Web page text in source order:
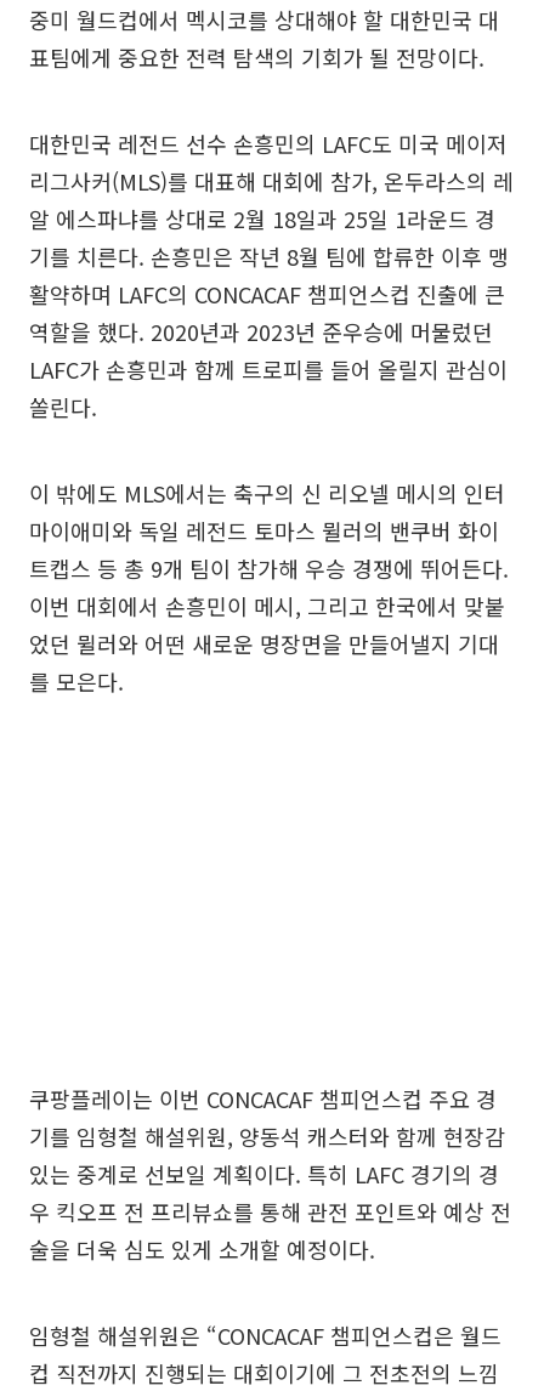
중미 월드컵에서 멕시코를 상대해야 할 대한민국 대
표팀에게 중요한 전력 탐색의 기회가 될 전망이다.
대한민국 레전드 선수 손흥민의 LAFC도 미국 메이저
리그사커(MLS)를 대표해 대회에 참가, 온두라스의 레
알 에스파냐를 상대로 2월 18일과 25일 1라운드 경
기를 치른다. 손흥민은 작년 8월 팀에 합류한 이후 맹
활약하며 LAFC의 CONCACAF 챔피언스컵 진출에 큰
역할을 했다. 2020년과 2023년 준우승에 머물렀던
LAFC가 손흥민과 함께 트로피를 들어 올릴지 관심이
쏠린다.
이 밖에도 MLS에서는 축구의 신 리오넬 메시의 인터
마이애미와 독일 레전드 토마스 뮐러의 밴쿠버 화이
트캡스 등 총 9개 팀이 참가해 우승 경쟁에 뛰어든다.
이번 대회에서 손흥민이 메시, 그리고 한국에서 맞붙
었던 뮐러와 어떤 새로운 명장면을 만들어낼지 기대
를 모은다.
쿠팡플레이는 이번 CONCACAF 챔피언스컵 주요 경
기를 임형철 해설위원, 양동석 캐스터와 함께 현장감
있는 중계로 선보일 계획이다. 특히 LAFC 경기의 경
우 킥오프 전 프리뷰쇼를 통해 관전 포인트와 예상 전
술을 더욱 심도 있게 소개할 예정이다.
임형철 해설위원은 “CONCACAF 챔피언스컵은 월드
컵 직전까지 진행되는 대회이기에 그 전초전의 느낌